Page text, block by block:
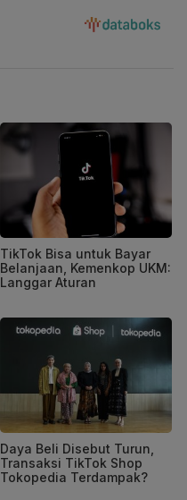
TikTok Bisa untuk Bayar
Belanjaan, Kemenkop UKM:
Langgar Aturan
Daya Beli Disebut Turun,
Transaksi TikTok Shop
Tokopedia Terdampak?